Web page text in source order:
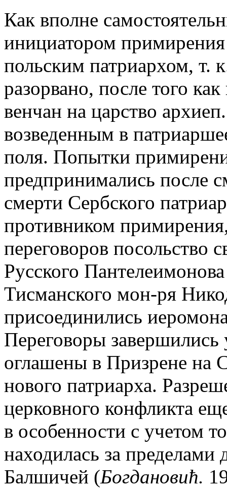
Как вполне
инициатором
польским патриархом,
разорвано, после того
венчан на царство
возведенным в
поля. Попытки
предпринимались после
смерти Сербского
противником
переговоров посольство
Русского
Тисманского мон-ря
присоединились
Переговоры
оглашены в Призрене на
нового патриарха.
церковного конфликта
в особенности с учетом
находилась за
Балшичей (Богдановић.